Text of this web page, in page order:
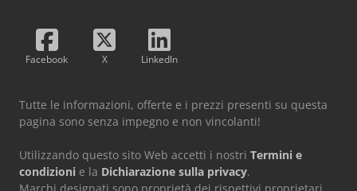
Facebook X LinkedIn
Tutte le informazioni, offerte e i prezzi presenti su questa
pagina sono senza impegno e non vincolanti!
Utilizzando questo sito Web accetti i nostri Termini e
condizioni e la Dichiarazione sulla privacy.